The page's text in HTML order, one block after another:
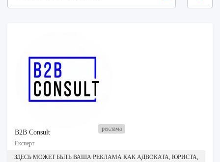
B2B Consult
Експерт
ЗДЕСЬ МОЖЕТ БЫТЬ ВАША РЕКЛАМА КАК АДВОКАТА, ЮРИСТА,